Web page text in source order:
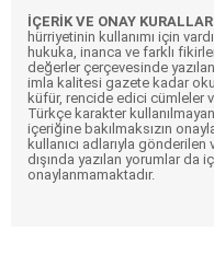
İÇERİK VE ONAY
hürriyetinin kullanımı için
hukuka, inanca ve farklı
değerler çerçevesinde
imla kalitesi gazete kadar
küfür, rencide edici cümleler
Türkçe karakter
içeriğine bakılmaksızın
kullanıcı adlarıyla gönderilen
dışında yazılan yorumlar da
onaylanmamaktadır.